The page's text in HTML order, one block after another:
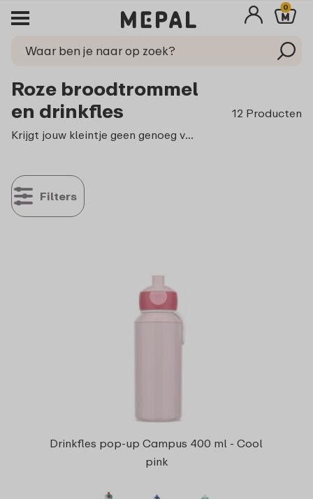
0
Roze broodtrommel
en drinkfles
12 Producten
Krijgt jouw kleintje geen genoeg van de kleur roze? Dan is onze roze lunchset perfect om mee te nemen naar school of onderweg. Maak je lunchtijd onvergetelijk met de roze broodtrommel en drinkfles!
Filters
Drinkfles pop-up Campus 400 ml - Cool
pink